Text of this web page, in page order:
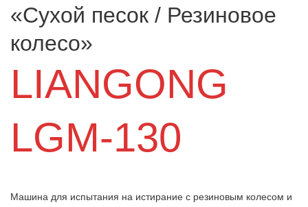
«Сухой песок / Резиновое
колесо»
LIANGONG
LGM-130
Машина для испытания на истирание с резиновым колесом и